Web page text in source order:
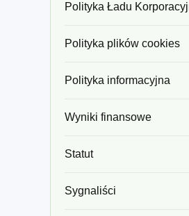
Polityka Ładu
Polityka plików cookies
Polityka informacyjna
Wyniki finansowe
Statut
Sygnaliści